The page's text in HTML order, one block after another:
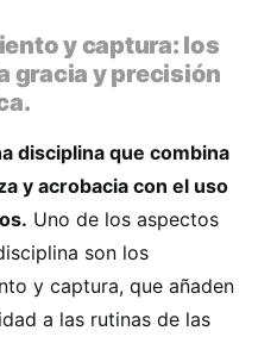
y captura: los
gracia y precisión
disciplina que combina
y acrobacia con el uso
Uno de los aspectos
son los
y captura, que añaden
a las rutinas de las